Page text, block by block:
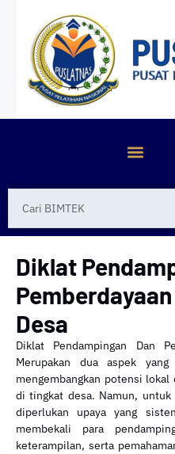
Diklat
Desa
Diklat Pendampingan Dan
Merupakan dua aspek
mengembangkan potensi
di tingkat desa. Namun,
diperlukan upaya yang
membekali para
keterampilan, serta